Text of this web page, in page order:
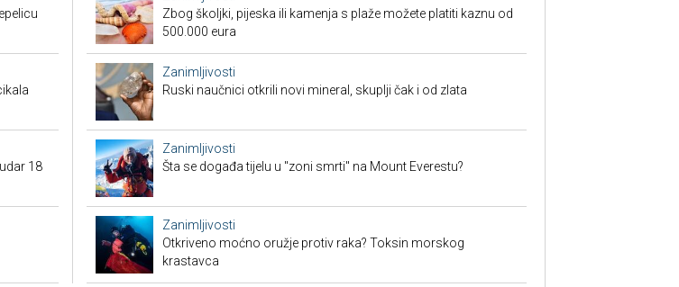
18
Zbog školjki, pijeska ili kamenja s plaže možete platiti kaznu od
500.000 eura
Zanimljivosti
Ruski naučnici otkrili novi mineral, skuplji čak i od zlata
Zanimljivosti
Šta se događa tijelu u "zoni smrti" na Mount Everestu?
Zanimljivosti
Otkriveno moćno oružje protiv raka? Toksin morskog
krastavca